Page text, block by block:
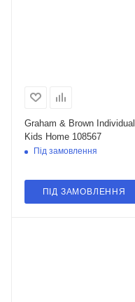
Graham & Brown Individual
Kids Home 108567
Під замовлення
ПІД ЗАМОВЛЕННЯ